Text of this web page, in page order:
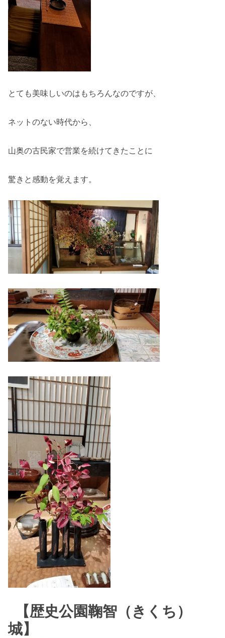
とても美味しいのはもちろんなのですが、
ネットのない時代から、
山奥の古民家で営業を続けてきたことに
驚きと感動を覚えます。
【歴史公園鞠智（きくち）
城】